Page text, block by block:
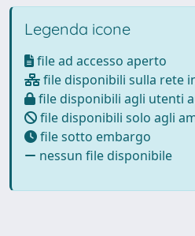
Legenda icone
file ad accesso aperto
file disponibili sulla rete
file disponibili agli utenti
file disponibili solo agli
file sotto embargo
nessun file disponibile